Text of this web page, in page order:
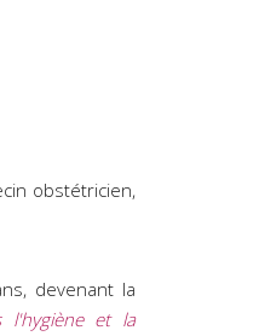
obstétricien,
devenant la
l'hygiène et la